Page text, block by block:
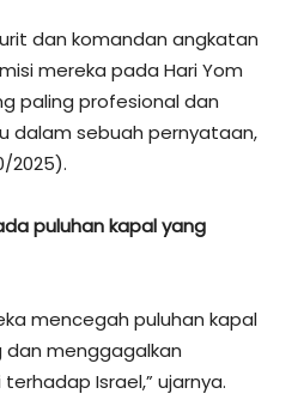
dan komandan angkatan
mereka pada Hari Yom
paling profesional dan
dalam sebuah pernyataan,
2025).
puluhan kapal yang
mencegah puluhan kapal
dan menggagalkan
Israel,” ujarnya.